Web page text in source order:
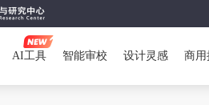
AI工具 智能审校 设计灵感 商用